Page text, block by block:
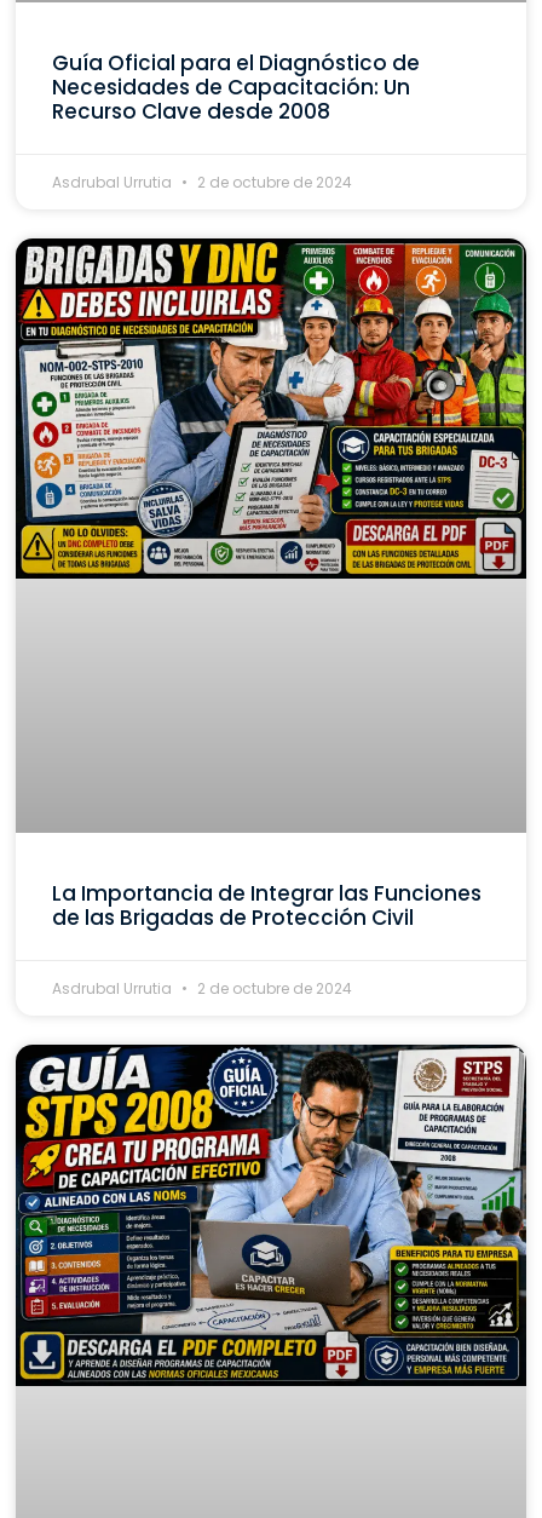
Guía Oficial para el Diagnóstico de
Necesidades de Capacitación: Un
Recurso Clave desde 2008
Asdrubal Urrutia 2 de octubre de 2024
La Importancia de Integrar las Funciones
de las Brigadas de Protección Civil
Asdrubal Urrutia 2 de octubre de 2024